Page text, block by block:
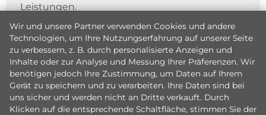
Leistungen.
Wir und unsere Partner verwenden Cookies und andere
Technologien, um Ihre Nutzungserfahrung auf unserer Seite
zu verbessern, z. B. durch personalisierte Anzeigen und
Inhalte oder zur Analyse und Messung Ihrer Präferenzen. Wir
benötigen jedoch Ihre Zustimmung, um Daten auf Ihrem
Gerät zu speichern und zu verarbeiten. Ihre Daten sind bei
uns sicher und werden nicht an Dritte verkauft. Durch
Klicken auf die entsprechende Schaltfläche, stimmen Sie der